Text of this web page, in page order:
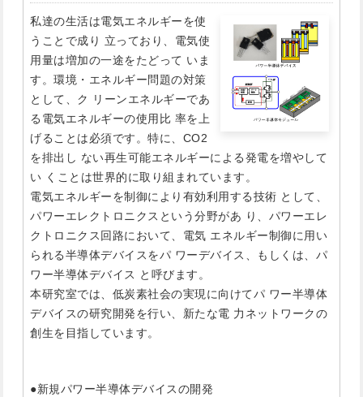
私達の生活は電気エネルギーを使
うことで成り 立っており、電気使
用量は増加の一途をたどって いま
す。環境・エネルギー問題の対策
として、ク リーンエネルギーであ
る電気エネルギーの使用比 率を上
げることは必須です。特に、CO2
を排出し ない再生可能エネルギーによる発電を増やして
い くことは世界的に取り組まれています。
電気エネルギーを制御により有効利用する技術 として、
パワーエレクトロニクスという分野があ り、パワーエレ
クトロニクス回路において、電気 エネルギー制御に用い
られる半導体デバイスをパ ワーデバイス、もしくは、パ
ワー半導体デバイス と呼びます。
本研究室では、低炭素社会の実現に向けてパ ワー半導体
デバイスの研究開発を行い、新たな電 力ネットワークの
創生を目指しています。
●新規パワー半導体デバイスの開発